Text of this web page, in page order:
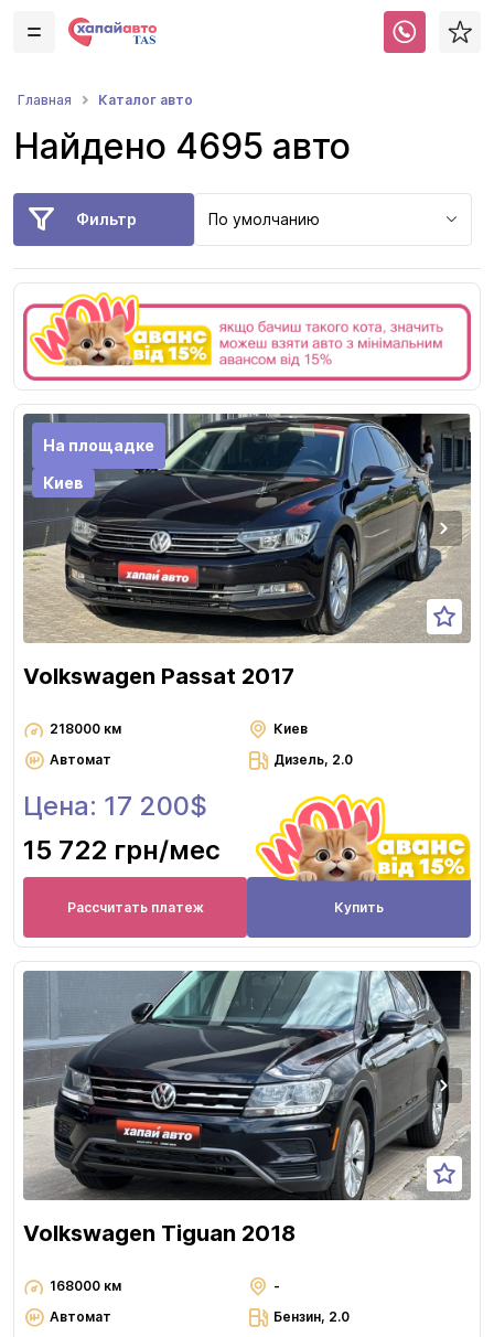
Главная Каталог авто
Найдено 4695 авто
Фильтр По умолчанию
На площадке
Киев
Volkswagen Passat 2017
218000 км
Киев
Автомат
Дизель, 2.0
Цена: 17 200$
15 722 грн/мес
Рассчитать платеж Купить
Volkswagen Tiguan 2018
168000 км
-
Автомат
Бензин, 2.0